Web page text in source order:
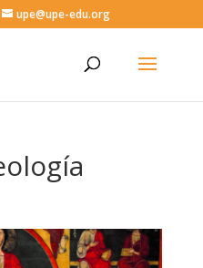
upe@upe-edu.org